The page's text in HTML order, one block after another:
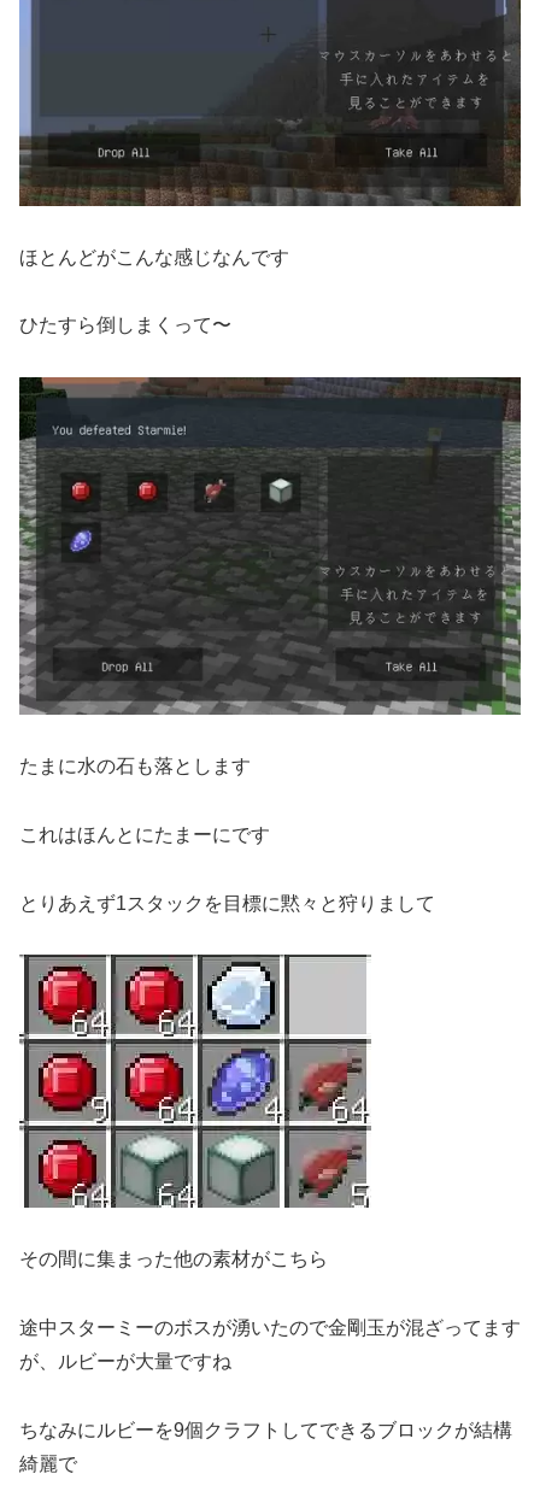
ほとんどがこんな感じなんです
ひたすら倒しまくって〜
たまに水の石も落とします
これはほんとにたまーにです
とりあえず1スタックを目標に黙々と狩りまして
その間に集まった他の素材がこちら
途中スターミーのボスが湧いたので金剛玉が混ざってます
が、ルビーが大量ですね
ちなみにルビーを9個クラフトしてできるブロックが結構
綺麗で